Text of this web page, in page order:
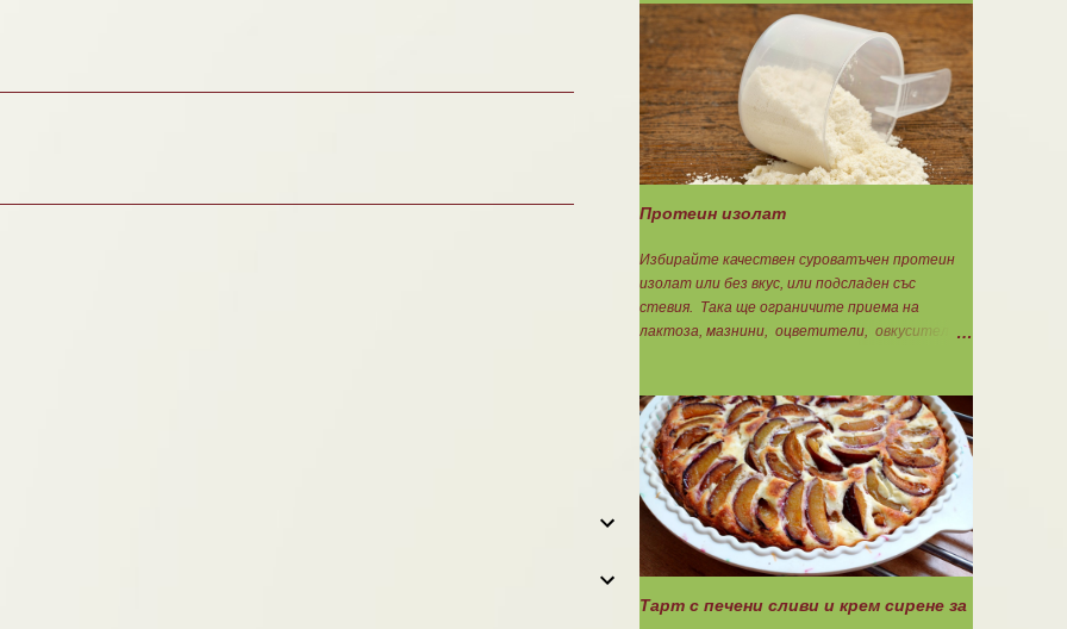
по 6гр. Омега 3, то с описаната концентрация
следва да вземате по 8бр. капсули.
Концентрацията на Омега 3 не трябва да е
по-малко от 60%, което гарантира, че ще
приемете по-малко количество излишни
мазнини като други омеги 6 и 9, и разни
наситени мазнини. Трябва да търсите на
етикета от какви риби е маслото. От по-
Технологията на пречистване и концентрация
киселини е различна. Крайната форма е или
етил-естерна от молекулярното
пречистване, или триглицеридна чрез
обратен процес на реестеризация. Винаги
накрая е важно ...
Протеин изолат
Избирайте качествен суроватъчен протеин
изолат или без вкус, или подсладен със
стевия. Така ще ограничите приема на
лактоза, мазнини, оцветители, овкусители и
усвояване. Протеинът изолат съдържа 90%
протеин и ниски нива на мазнини. Подходящ е
за хора с лактозна непоносимост. Самата
технология на филтрация при качествените
продукти отстранява млечната захар и по
този начин се избягват проблемите със
алергии, задържане на вода, подуване на
стомаха, диария или друг тип дискомфорт.
Тарт с печени сливи и крем сирене за